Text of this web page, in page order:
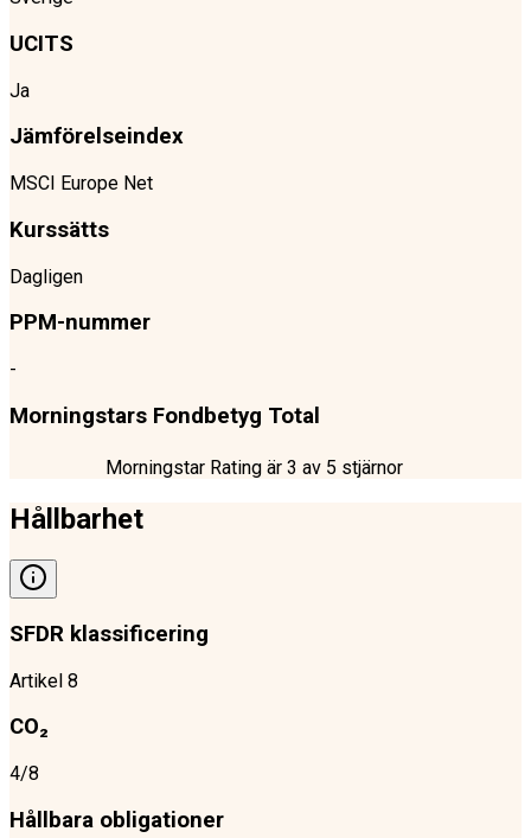
UCITS
Ja
Jämförelseindex
MSCI Europe Net
Kurssätts
Dagligen
PPM-nummer
-
Morningstars Fondbetyg Total
Morningstar Rating är 3 av 5 stjärnor
Hållbarhet
SFDR klassificering
Artikel 8
CO₂
4/8
Hållbara obligationer